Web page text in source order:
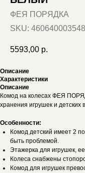
ФЕЯ ПОРЯДКА
SKU:
5593,00 р.
Описание
Характеристики
Описание
Комод на колесах ФЕЯ
хранения игрушек и детских
Особенности:
Комод детский имеет 2
быть проблемой.
Этажерка для игрушек,
Колеса снабжены
Комод для игрушек